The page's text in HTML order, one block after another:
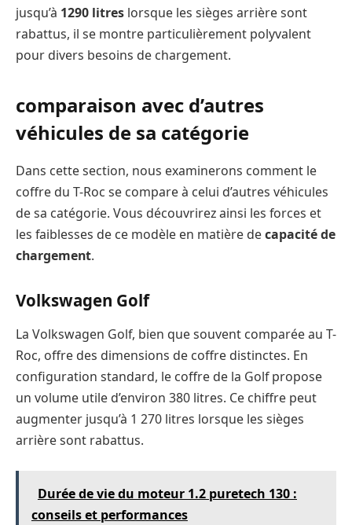
jusqu’à 1290 litres lorsque les sièges arrière sont
rabattus, il se montre particulièrement polyvalent
pour divers besoins de chargement.
comparaison avec d’autres
véhicules de sa catégorie
Dans cette section, nous examinerons comment le
coffre du T-Roc se compare à celui d’autres véhicules
de sa catégorie. Vous découvrirez ainsi les forces et
les faiblesses de ce modèle en matière decapacité de
chargement.
Volkswagen Golf
La Volkswagen Golf, bien que souvent comparée au T-
Roc, offre des dimensions de coffre distinctes. En
configuration standard, le coffre de la Golf propose
un volume utile d’environ 380 litres. Ce chiffre peut
augmenter jusqu’à 1 270 litres lorsque les sièges
arrière sont rabattus.
Durée de vie du moteur 1.2 puretech 130 :
conseils et performances